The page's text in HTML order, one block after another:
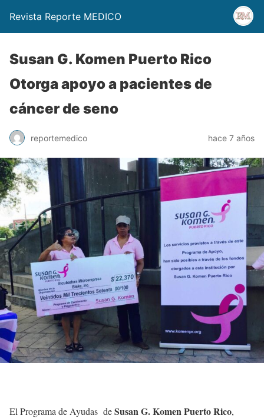
Revista Reporte MEDICO
Susan G. Komen Puerto Rico
Otorga apoyo a pacientes de
cáncer de seno
reportemedico hace 7 años
El Programa de Ayudas deSusan G. Komen Puerto Rico,